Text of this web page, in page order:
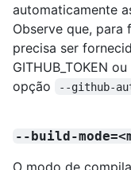
automaticamente
Observe que, para
precisa ser
GITHUB_TOKEN
opção
--github-
--build-
O modo de